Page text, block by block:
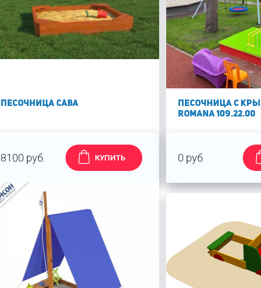
Песочница Сава
8100 руб. КУПИТЬ
Песочница с
Romana 109.22.00
0 руб.